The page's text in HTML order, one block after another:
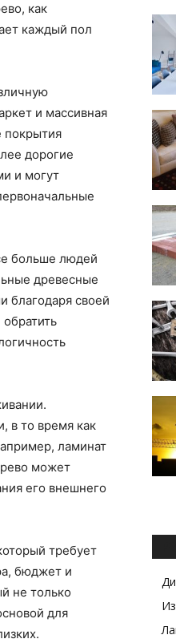
как
каждый пол
и массивная
покрытия
дорогие
и могут
больше людей
древесные
благодаря своей
в то время как
ламинат
может
его внешнего
требует
бюджет и
не только
для